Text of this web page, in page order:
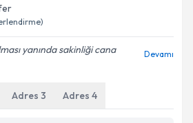
yanında sakinliği cana
Devamı
Adres 3 Adres 4